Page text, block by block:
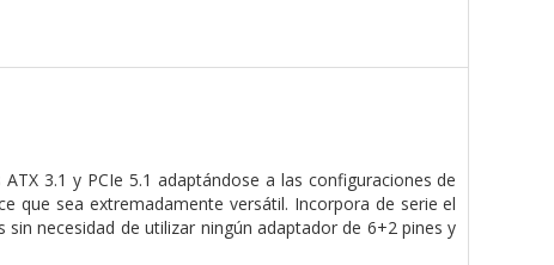
3.1 y PCIe 5.1 adaptándose a las configuraciones de
que sea extremadamente versátil. Incorpora de serie el
necesidad de utilizar ningún adaptador de 6+2 pines y